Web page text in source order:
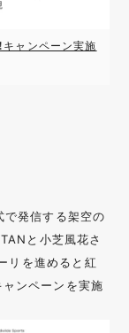
キャンペーン実施
で発信する架空の
と小芝風花さ
リを進めると紅
ンペーンを実施